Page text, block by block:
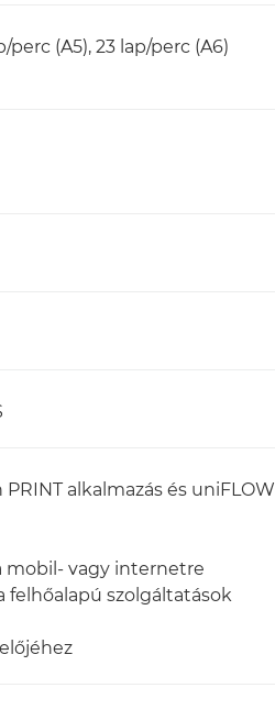
perc (A5), 23 lap/perc (A6)
alkalmazás és uniFLOW
mobil- vagy internetre
szolgáltatások